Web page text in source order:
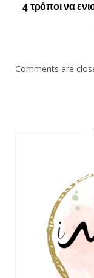
4 τρόποι να
Comments are